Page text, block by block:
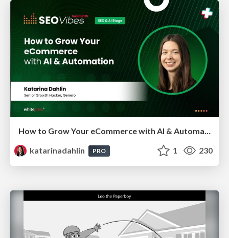
How to Grow Your eCommerce with AI & Automation
katarinadahlin
PRO 1 230